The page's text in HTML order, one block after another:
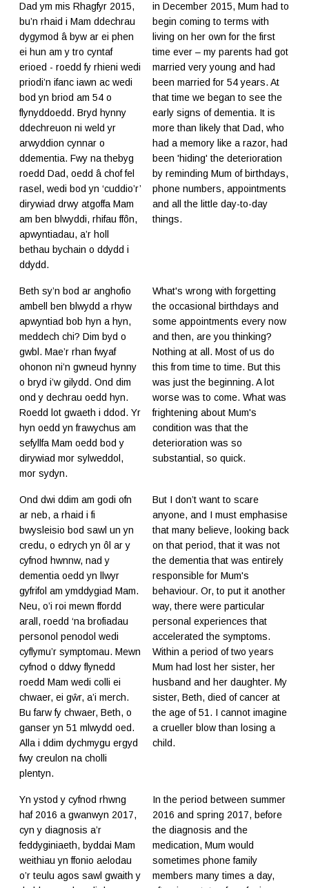
Dad ym mis Rhagfyr 2015,
bu’n rhaid i Mam ddechrau
dygymod â byw ar ei phen
ei hun am y tro cyntaf
erioed - roedd fy rhieni wedi
priodi’n ifanc iawn ac wedi
bod yn briod am 54 o
flynyddoedd. Bryd hynny
ddechreuon ni weld yr
arwyddion cynnar o
ddementia. Fwy na thebyg
roedd Dad, oedd â chof fel
rasel, wedi bod yn ‘cuddio’r’
dirywiad drwy atgoffa Mam
am ben blwyddi, rhifau ffôn,
apwyntiadau, a’r holl
bethau bychain o ddydd i
ddydd.
in December 2015, Mum had to
begin coming to terms with
living on her own for the first
time ever – my parents had got
married very young and had
been married for 54 years. At
that time we began to see the
early signs of dementia. It is
more than likely that Dad, who
had a memory like a razor, had
been 'hiding' the deterioration
by reminding Mum of birthdays,
phone numbers, appointments
and all the little day-to-day
things.
Beth sy’n bod ar anghofio
ambell ben blwydd a rhyw
apwyntiad bob hyn a hyn,
meddech chi? Dim byd o
gwbl. Mae’r rhan fwyaf
ohonon ni’n gwneud hynny
o bryd i’w gilydd. Ond dim
ond y dechrau oedd hyn.
Roedd lot gwaeth i ddod. Yr
hyn oedd yn frawychus am
sefyllfa Mam oedd bod y
dirywiad mor sylweddol,
mor sydyn.
What's wrong with forgetting
the occasional birthdays and
some appointments every now
and then, are you thinking?
Nothing at all. Most of us do
this from time to time. But this
was just the beginning. A lot
worse was to come. What was
frightening about Mum's
condition was that the
deterioration was so
substantial, so quick.
Ond dwi ddim am godi ofn
ar neb, a rhaid i fi
bwysleisio bod sawl un yn
credu, o edrych yn ôl ar y
cyfnod hwnnw, nad y
dementia oedd yn llwyr
gyfrifol am ymddygiad Mam.
Neu, o’i roi mewn ffordd
arall, roedd ‘na brofiadau
personol penodol wedi
cyflymu’r symptomau. Mewn
cyfnod o ddwy flynedd
roedd Mam wedi colli ei
chwaer, ei gŵr, a’i merch.
Bu farw fy chwaer, Beth, o
ganser yn 51 mlwydd oed.
Alla i ddim dychmygu ergyd
fwy creulon na cholli
plentyn.
But I don’t want to scare
anyone, and I must emphasise
that many believe, looking back
on that period, that it was not
the dementia that was entirely
responsible for Mum's
behaviour. Or, to put it another
way, there were particular
personal experiences that
accelerated the symptoms.
Within a period of two years
Mum had lost her sister, her
husband and her daughter. My
sister, Beth, died of cancer at
the age of 51. I cannot imagine
a crueller blow than losing a
child.
Yn ystod y cyfnod rhwng
haf 2016 a gwanwyn 2017,
cyn y diagnosis a’r
feddyginiaeth, byddai Mam
weithiau yn ffonio aelodau
o’r teulu agos sawl gwaith y
In the period between summer
2016 and spring 2017, before
the diagnosis and the
medication, Mum would
sometimes phone family
members many times a day,